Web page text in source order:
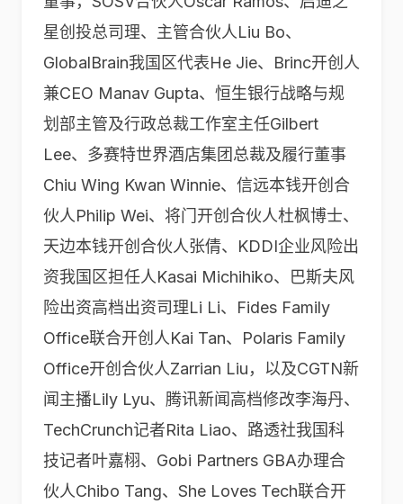
星创投总司理、主管合伙人Liu Bo、
GlobalBrain我国区代表He Jie、Brinc开创人
兼CEO Manav Gupta、恒生银行战略与规
划部主管及行政总裁工作室主任Gilbert
Lee、多赛特世界酒店集团总裁及履行董事
Chiu Wing Kwan Winnie、信远本钱开创合
伙人Philip Wei、将门开创合伙人杜枫博士、
天边本钱开创合伙人张倩、KDDI企业风险出
资我国区担任人Kasai Michihiko、巴斯夫风
险出资高档出资司理Li Li、Fides Family
Office联合开创人Kai Tan、Polaris Family
Office开创合伙人Zarrian Liu，以及CGTN新
闻主播Lily Lyu、腾讯新闻高档修改李海丹、
TechCrunch记者Rita Liao、路透社我国科
技记者叶嘉栩、Gobi Partners GBA办理合
伙人Chibo Tang、She Loves Tech联合开